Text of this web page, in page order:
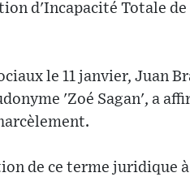
d'Incapacité Totale
le 11 janvier, Juan
'Zoé Sagan', a
de ce terme juridique